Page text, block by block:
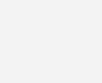
im SGB IX stellt
(BEM) einen
der
der